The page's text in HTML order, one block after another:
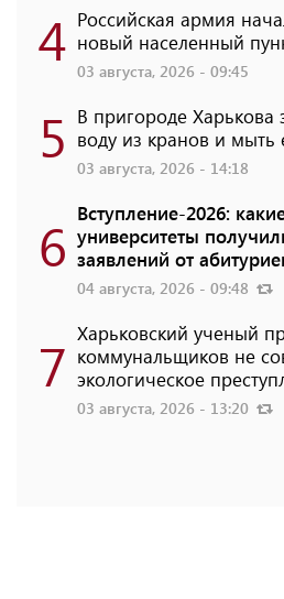
4 Российская армия
новый населенный
03 августа, 2026 - 09:45
5 В пригороде Харькова
воду из кранов и мыть
03 августа, 2026 - 14:18
6 Вступление-2026:
университеты
заявлений от
04 августа, 2026 - 09:48
7 Харьковский ученый
коммунальщиков не
экологическое
03 августа, 2026 - 13:20